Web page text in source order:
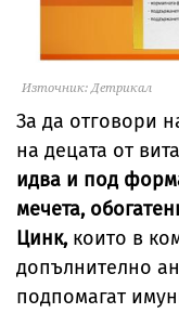
Източник: Детрикал
За да отговори
на децата от
идва и под
мечета,
Цинк, които в
допълнително
подпомагат